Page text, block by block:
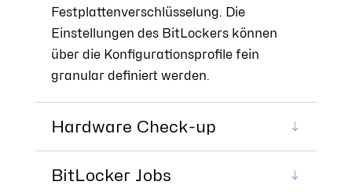
Festplattenverschlüsselung. Die
Einstellungen des BitLockers können
über die Konfigurationsprofile fein
granular definiert werden.
Hardware Check-up
BitLocker Jobs